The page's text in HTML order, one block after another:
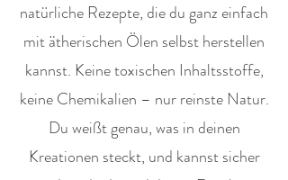
natürliche Rezepte, die du ganz einfach
mit ätherischen Ölen selbst herstellen
kannst. Keine toxischen Inhaltsstoffe,
keine Chemikalien – nur reinste Natur.
Du weißt genau, was in deinen
Kreationen steckt, und kannst sicher